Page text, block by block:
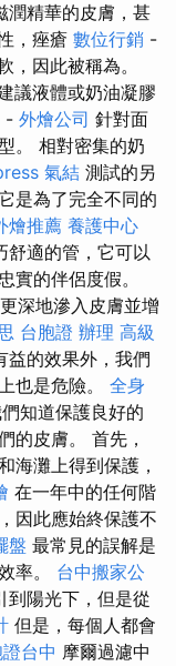
潤精華的皮膚，甚
，痤瘡 數位行銷 -
，因此被稱為。
議液體或奶油凝膠
- 外燴公司 針對面
。 相對密集的奶
氣結 測試的另
是為了完全不同的
燴推薦 養護中心
舒適的管，它可以
實的伴侶度假。
深地滲入皮膚並增
台胞證 辦理 高級
益的效果外，我們
也是危險。 全身
知道保護良好的
的皮膚。 首先，
海灘上得到保護，
在一年中的任何階
因此應始終保護不
盤 最常見的誤解是
率。 台中搬家公
到陽光下，但是從
但是，每個人都會
台中 摩爾過濾中